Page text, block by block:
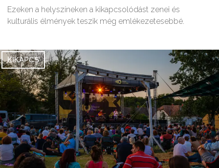
Ezeken a helyszíneken a kikapcsolódást zenei és
kulturális élmények teszik még emlékezetesebbé.
KIKAPCS